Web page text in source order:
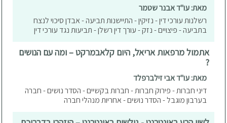
מאת: עו"ד אבנר שטמר
רשלנות עורכי דין - נזיקין - התיישנות תביעה - אבדן סיכוי לנצח
בתביעה - פיצויים - נזק - עורך דין רשלן - תביעות נגד עורכי דין
אתמול מרפאות אריאל, היום קלאבמרקט – ומה עם הנושים
?
מאת: עו"ד אבי זילברפלד
דיני חברות - פירוק חברות - חברות בקשיים - הסדר נושים - חברה
בערבון מוגבל - הסדר נושים - אחריות מנהלי חברה